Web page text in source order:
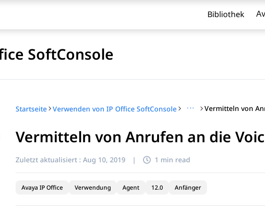
Bibliothek
SoftConsole
nach Titel zu filtern.
Startseite Verwenden von IP Office SoftConsole ···
Vermitteln von Anrufen an die
Zuletzt aktualisiert : Aug 10, 2019 | 1 min read
Avaya IP Office Verwendung Agent 12.0 Anfänger